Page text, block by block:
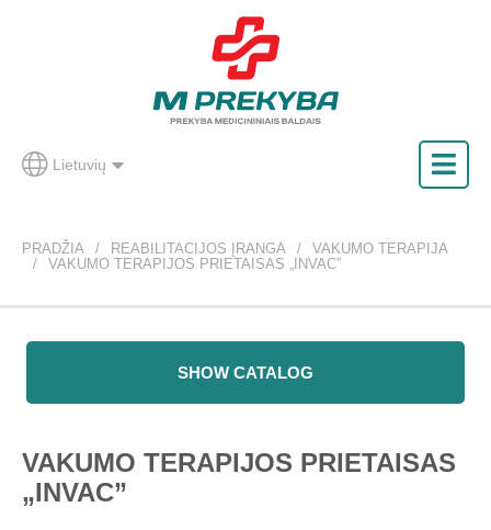
Lietuvių
PRADŽIA REABILITACIJOS ĮRANGA
VAKUMO TERAPIJA
VAKUMO TERAPIJOS PRIETAISAS „INVAC”
SHOW CATALOG
VAKUMO TERAPIJOS PRIETAISAS
„INVAC”